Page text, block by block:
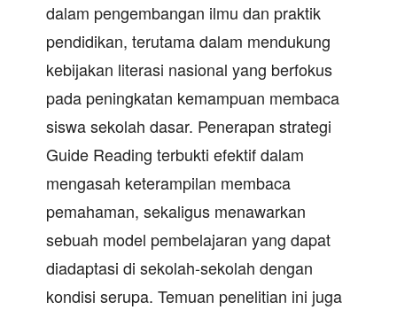
dalam pengembangan ilmu dan praktik
pendidikan, terutama dalam mendukung
kebijakan literasi nasional yang berfokus
pada peningkatan kemampuan membaca
siswa sekolah dasar. Penerapan strategi
Guide Reading terbukti efektif dalam
mengasah keterampilan membaca
pemahaman, sekaligus menawarkan
sebuah model pembelajaran yang dapat
diadaptasi di sekolah-sekolah dengan
kondisi serupa. Temuan penelitian ini juga